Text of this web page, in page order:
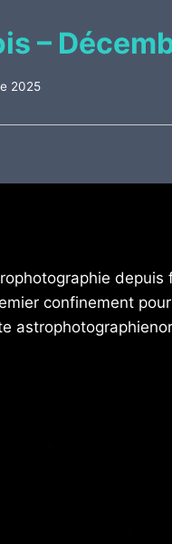
–
2025
depuis
confinement